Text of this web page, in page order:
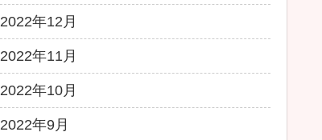
2022年12月
2022年11月
2022年10月
2022年9月